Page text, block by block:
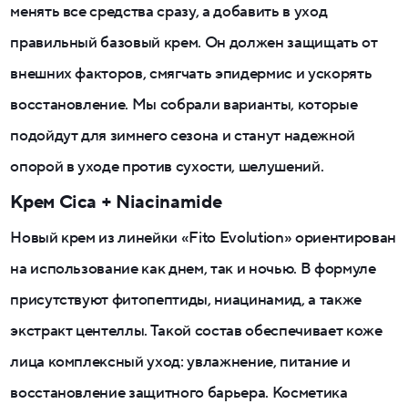
менять все средства сразу, а добавить в уход
правильный базовый крем. Он должен защищать от
внешних факторов, смягчать эпидермис и ускорять
восстановление. Мы собрали варианты, которые
подойдут для зимнего сезона и станут надежной
опорой в уходе против сухости, шелушений.
Крем Cica + Niacinamide
Новый крем из линейки «Fito Evolution» ориентирован
на использование как днем, так и ночью. В формуле
присутствуют фитопептиды, ниацинамид, а также
экстракт центеллы. Такой состав обеспечивает коже
лица комплексный уход: увлажнение, питание и
восстановление защитного барьера. Косметика